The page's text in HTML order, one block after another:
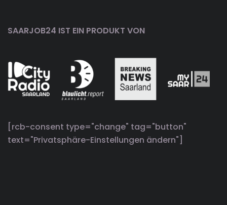
SAARJOB24 IST EIN PRODUKT VON
[rcb-consent type="change" tag="button"
text="Privatsphäre-Einstellungen ändern"]